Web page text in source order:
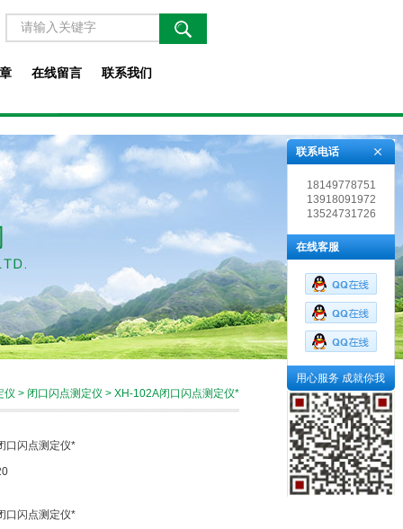
在线留言 联系我们
仪 > 闭口闪点测定仪 > XH-102A闭口闪点测定仪*
口闪点测定仪*
口闪点测定仪*
联系电话
18149778751
13918091972
13524731726
在线客服
用心服务 成就你我